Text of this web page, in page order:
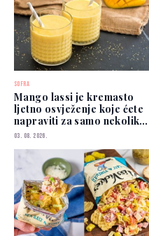
SOFRA
Mango lassi je kremasto
ljetno osvježenje koje ćete
napraviti za samo nekoliko
minuta
03. 08. 2026.